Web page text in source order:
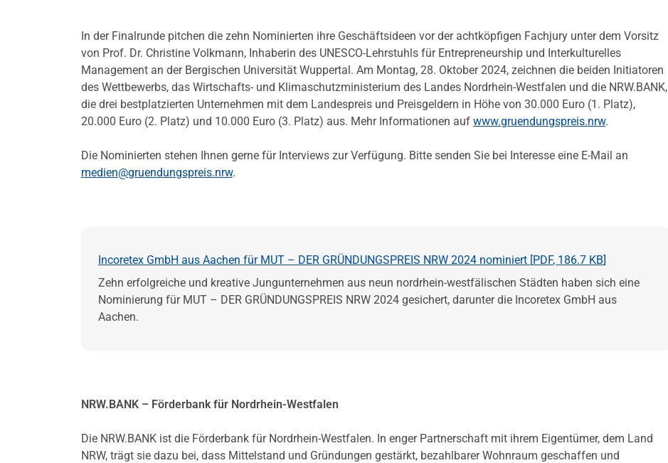
In der Finalrunde pitchen die zehn Nominierten ihre Geschäftsideen vor der achtköpfigen Fachjury unter dem Vorsitz
von Prof. Dr. Christine Volkmann, Inhaberin des UNESCO-Lehrstuhls für Entrepreneurship und Interkulturelles
Management an der Bergischen Universität Wuppertal. Am Montag, 28. Oktober 2024, zeichnen die beiden Initiatoren
des Wettbewerbs, das Wirtschafts- und Klimaschutzministerium des Landes Nordrhein-Westfalen und die NRW.BANK,
die drei bestplatzierten Unternehmen mit dem Landespreis und Preisgeldern in Höhe von 30.000 Euro (1. Platz),
20.000 Euro (2. Platz) und 10.000 Euro (3. Platz) aus. Mehr Informationen auf www.gruendungspreis.nrw.
Die Nominierten stehen Ihnen gerne für Interviews zur Verfügung. Bitte senden Sie bei Interesse eine E-Mail an
medien@gruendungspreis.nrw.
Incoretex GmbH aus Aachen für MUT – DER GRÜNDUNGSPREIS NRW 2024 nominiert [PDF, 186.7 KB]
Zehn erfolgreiche und kreative Jungunternehmen aus neun nordrhein-westfälischen Städten haben sich eine
Nominierung für MUT – DER GRÜNDUNGSPREIS NRW 2024 gesichert, darunter die Incoretex GmbH aus
Aachen.
NRW.BANK – Förderbank für Nordrhein-Westfalen
Die NRW.BANK ist die Förderbank für Nordrhein-Westfalen. In enger Partnerschaft mit ihrem Eigentümer, dem Land
NRW, trägt sie dazu bei, dass Mittelstand und Gründungen gestärkt, bezahlbarer Wohnraum geschaffen und